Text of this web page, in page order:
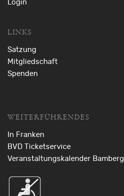
Login
LINKS
Satzung
Mitgliedschaft
Spenden
WEITERFÜHRENDES
In Franken
BVD Ticketservice
Veranstaltungskalender Bamberg